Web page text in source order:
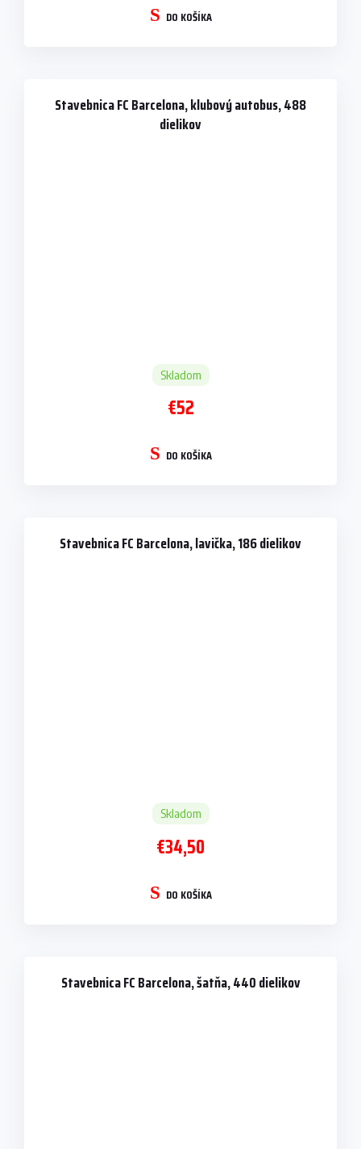
DO KOŠÍKA
Stavebnica FC Barcelona, klubový autobus, 488
dielikov
Skladom
€52
DO KOŠÍKA
Stavebnica FC Barcelona, lavička, 186 dielikov
Skladom
€34,50
DO KOŠÍKA
Stavebnica FC Barcelona, šatňa, 440 dielikov